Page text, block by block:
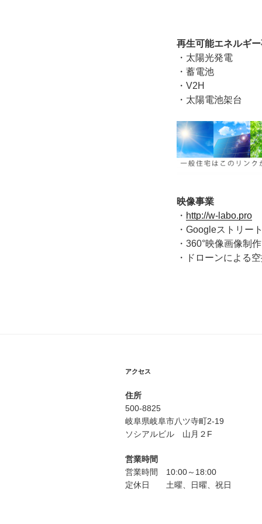
再生可能エネルギ
・太陽光発電
・蓄電池
・V2H
・太陽電池架台
映像事業
・ http://w-labo.pro
・Googleストリー
・360°映像画像制作
・ドローンによる
アクセス
住所
500-8825
岐阜県岐阜市八ツ寺町2-19
ソシアルビル 山月２F
営業時間
営業時間 10:00～18:00
定休日 土曜、日曜、祝日